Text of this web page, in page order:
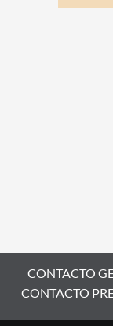
CONTACTO
CONTACTO